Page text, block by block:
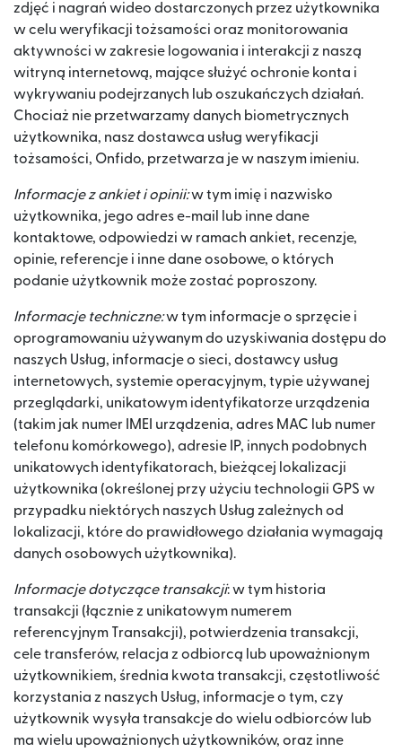
zdjęć i nagrań wideo dostarczonych przez użytkownika
w celu weryfikacji tożsamości oraz monitorowania
aktywności w zakresie logowania i interakcji z naszą
witryną internetową, mające służyć ochronie konta i
wykrywaniu podejrzanych lub oszukańczych działań.
Chociaż nie przetwarzamy danych biometrycznych
użytkownika, nasz dostawca usług weryfikacji
tożsamości, Onfido, przetwarza je w naszym imieniu.
Informacje z ankiet i opinii:w tym imię i nazwisko
użytkownika, jego adres e-mail lub inne dane
kontaktowe, odpowiedzi w ramach ankiet, recenzje,
opinie, referencje i inne dane osobowe, o których
podanie użytkownik może zostać poproszony.
Informacje techniczne:w tym informacje o sprzęcie i
oprogramowaniu używanym do uzyskiwania dostępu do
naszych Usług, informacje o sieci, dostawcy usług
internetowych, systemie operacyjnym, typie używanej
przeglądarki, unikatowym identyfikatorze urządzenia
(takim jak numer IMEI urządzenia, adres MAC lub numer
telefonu komórkowego), adresie IP, innych podobnych
unikatowych identyfikatorach, bieżącej lokalizacji
użytkownika (określonej przy użyciu technologii GPS w
przypadku niektórych naszych Usług zależnych od
lokalizacji, które do prawidłowego działania wymagają
danych osobowych użytkownika).
Informacje dotyczące transakcji: w tym historia
transakcji (łącznie z unikatowym numerem
referencyjnym Transakcji), potwierdzenia transakcji,
cele transferów, relacja z odbiorcą lub upoważnionym
użytkownikiem, średnia kwota transakcji, częstotliwość
korzystania z naszych Usług, informacje o tym, czy
użytkownik wysyła transakcje do wielu odbiorców lub
ma wielu upoważnionych użytkowników, oraz inne